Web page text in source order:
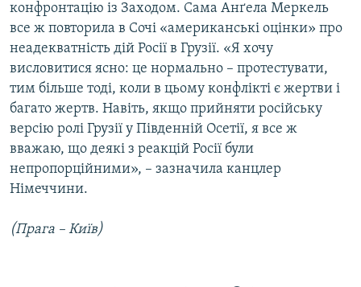
конфронтацію із Заходом. Сама Анґела Меркель
все ж повторила в Сочі «американські оцінки» про
неадекватність дій Росії в Грузії. «Я хочу
висловитися ясно: це нормально – протестувати,
тим більше тоді, коли в цьому конфлікті є жертви і
багато жертв. Навіть, якщо прийняти російську
версію ролі Грузії у Південній Осетії, я все ж
вважаю, що деякі з реакцій Росії були
непропорційними», – зазначила канцлер
Німеччини.
(Прага – Київ)